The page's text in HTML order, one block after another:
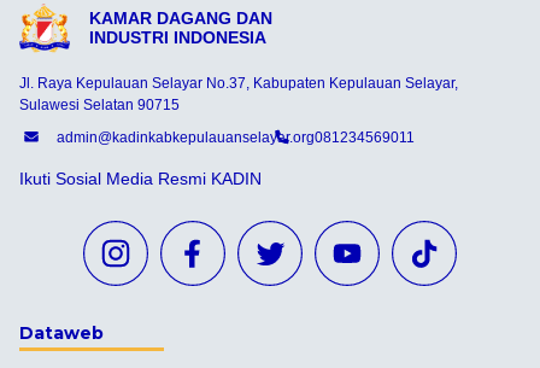
KAMAR DAGANG DAN
INDUSTRI INDONESIA
Jl. Raya Kepulauan Selayar No.37, Kabupaten Kepulauan Selayar,
Sulawesi Selatan 90715
admin@kadinkabkepulauanselayar.org081234569011
Ikuti Sosial Media Resmi KADIN
Dataweb